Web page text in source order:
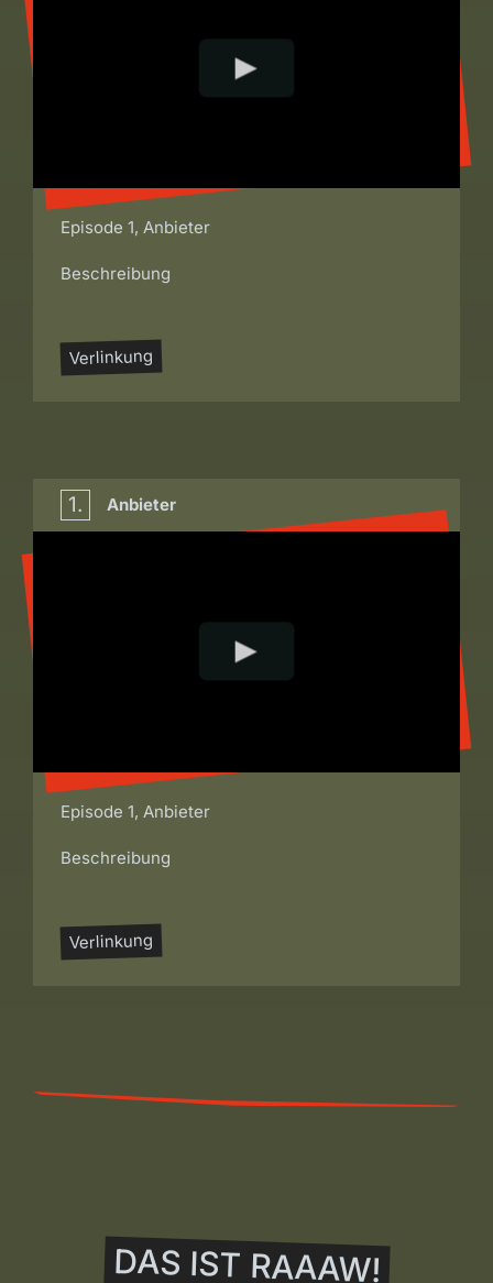
Episode 1, Anbieter
Beschreibung
Verlinkung
1. Anbieter
Episode 1, Anbieter
Beschreibung
Verlinkung
DAS IST RAAAW!